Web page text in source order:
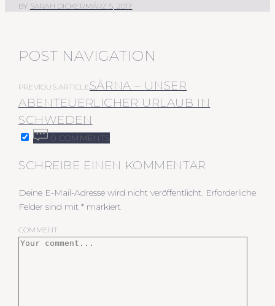
BY SARAH DICKERMÄRZ 5, 2017
POST NAVIGATION
PREVIOUS ARTICLESÄRNA – UNSER
ABENTEUERLICHER URLAUB IN
SCHWEDEN
0 COMMENTS
SCHREIBE EINEN KOMMENTAR
Deine E-Mail-Adresse wird nicht veröffentlicht. Erforderliche
Felder sind mit * markiert
COMMENT